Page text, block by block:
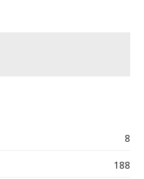
8
188